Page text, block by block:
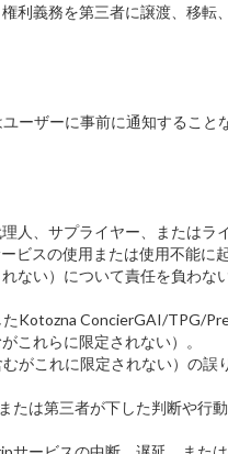
義務を第三者に譲渡、移
ザーに事前に通知するこ
、サプライヤー、またはラ
スの使用または使用不能に
い）について責任を負わ
ConcierGAI/TPG/
これらに限定されない）。
これに限定されない）の
は第三者が下した判断や行